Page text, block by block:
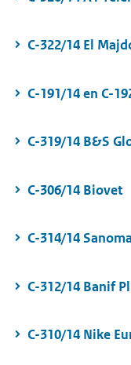
C-322/14 El
C-191/14 en C-
C-319/14 B&S
C-306/14 Biovet
C-314/14
C-312/14 Banif
C-310/14 Nike